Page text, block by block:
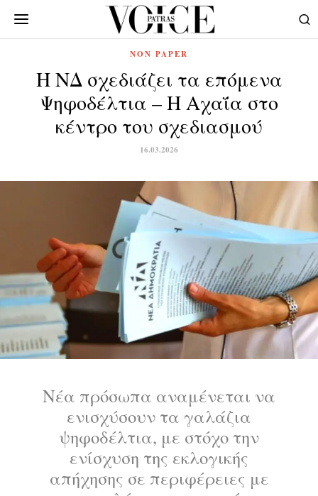
NON PAPER
Η ΝΔ σχεδιάζει τα επόμενα
Ψηφοδέλτια – Η Αχαΐα στο
κέντρο του σχεδιασμού
16.03.2026
Νέα πρόσωπα αναμένεται να
ενισχύσουν τα γαλάζια
ψηφοδέλτια, με στόχο την
ενίσχυση της εκλογικής
απήχησης σε περιφέρειες με